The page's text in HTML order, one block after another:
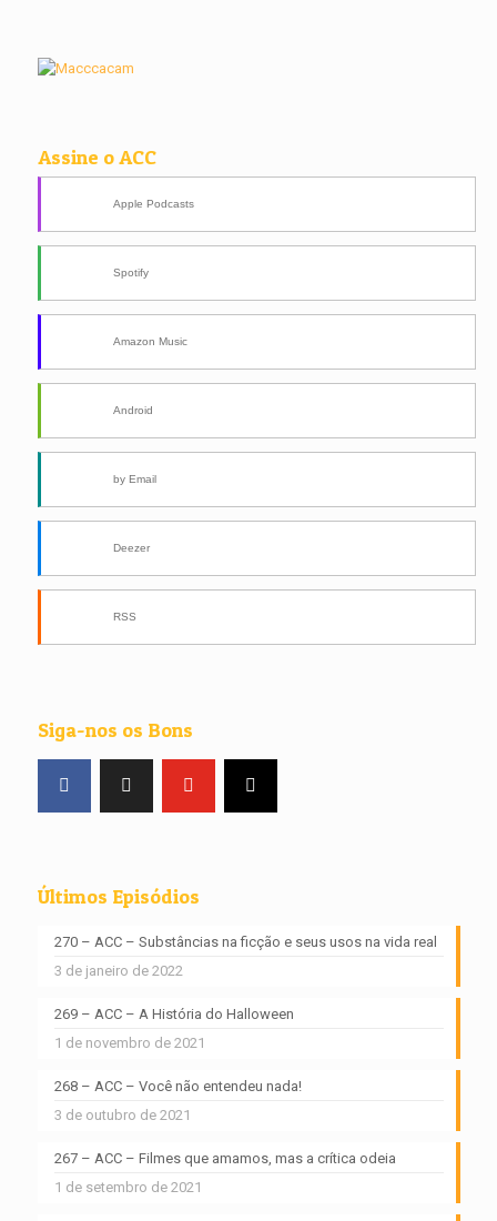
Assine o ACC
Apple Podcasts
Spotify
Amazon Music
Android
by Email
Deezer
RSS
Siga-nos os Bons
Últimos Episódios
270 – ACC – Substâncias na ficção e seus usos na vida real
3 de janeiro de 2022
269 – ACC – A História do Halloween
1 de novembro de 2021
268 – ACC – Você não entendeu nada!
3 de outubro de 2021
267 – ACC – Filmes que amamos, mas a crítica odeia
1 de setembro de 2021